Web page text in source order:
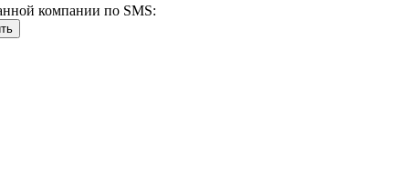
компании по SMS: